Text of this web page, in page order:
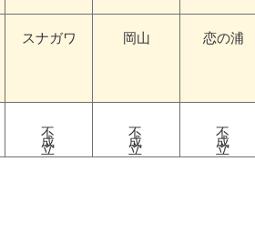
スナガワ 岡山 恋の浦
不成立 不成立 不成立